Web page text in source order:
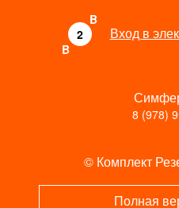
B
2
B
Вход в
8 (978)
© Комплект
Полная